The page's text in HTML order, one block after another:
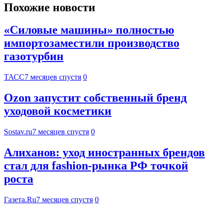
Похожие новости
«Силовые машины» полностью
импортозаместили производство
газотурбин
ТАСС7 месяцев спустя 0
Ozon запустит собственный бренд
уходовой косметики
Sostav.ru7 месяцев спустя 0
Алиханов: уход иностранных брендов
стал для fashion-рынка РФ точкой
роста
Газета.Ru7 месяцев спустя 0